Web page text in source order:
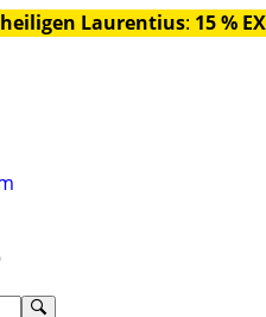
heiligen Laurentius: 15 %